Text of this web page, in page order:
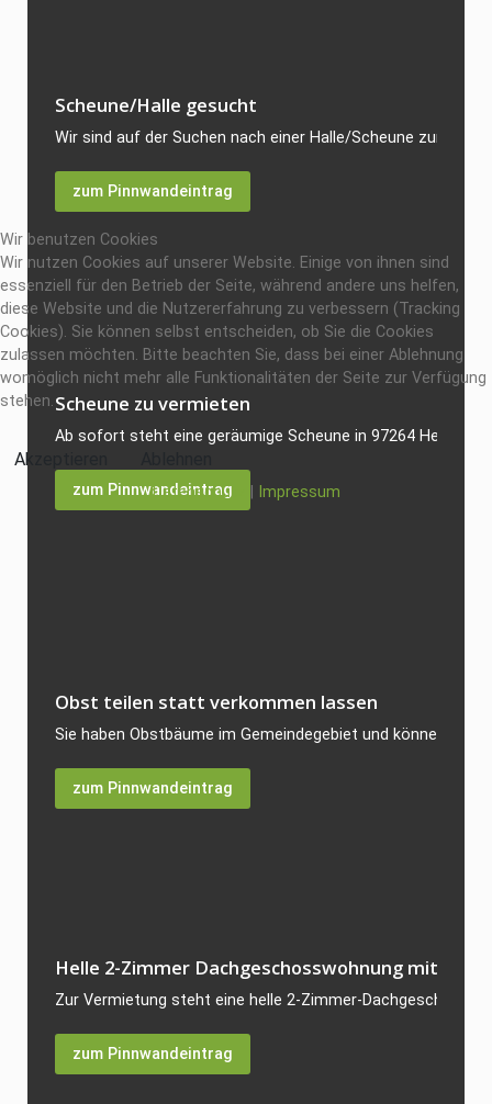
Scheune/Halle gesucht
Wir sind auf der Suchen nach einer Halle/Scheune zum
zum Pinnwandeintrag
Scheune zu vermieten
Ab sofort steht eine geräumige Scheune in 97264
zum Pinnwandeintrag
Obst teilen statt verkommen lassen
Sie haben Obstbäume im Gemeindegebiet und können die
zum Pinnwandeintrag
Helle 2-Zimmer Dachgeschosswohnung mit 64
Zur Vermietung steht eine helle 2-Zimmer-
zum Pinnwandeintrag
Wir benutzen Cookies
Wir nutzen Cookies auf unserer Website. Einige von ihnen sind
essenziell für den Betrieb der Seite, während andere uns helfen,
diese Website und die Nutzererfahrung zu verbessern (Tracking
Cookies). Sie können selbst entscheiden, ob Sie die Cookies
zulassen möchten. Bitte beachten Sie, dass bei einer Ablehnung
womöglich nicht mehr alle Funktionalitäten der Seite zur Verfügung
stehen.
Akzeptieren
Datenschutz Impressum